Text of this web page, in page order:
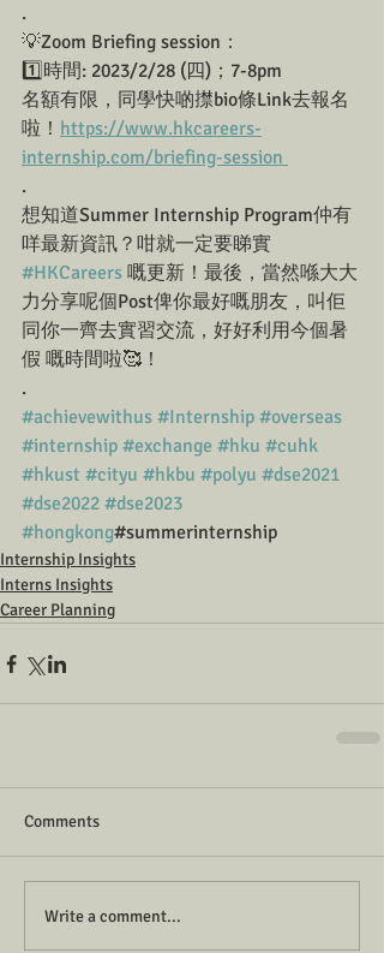
.
💡Zoom Briefing session：
1️⃣時間: 2023/2/28 (四)；7-8pm
名額有限，同學快啲㩒bio條Link去報名
啦！ https://www.hkcareers-
internship.com/briefing-session
.
想知道Summer Internship Program仲有
咩最新資訊？咁就一定要睇實
#HKCareers 嘅更新！最後，當然喺大大
力分享呢個Post俾你最好嘅朋友，叫佢
同你一齊去實習交流，好好利用今個暑
假 嘅時間啦🥰！
.
#achievewithus #Internship #overseas
#internship #exchange #hku #cuhk
#hkust #cityu #hkbu #polyu #dse2021
#dse2022 #dse2023
#hongkong#summerinternship
Internship Insights
Interns Insights
Career Planning
Comments
Write a comment...